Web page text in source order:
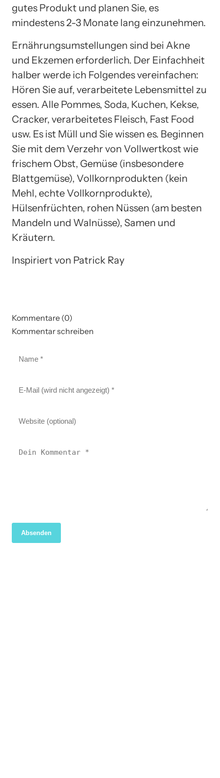
gutes Produkt und planen Sie, es
mindestens 2-3 Monate lang einzunehmen.
Ernährungsumstellungen sind bei Akne
und Ekzemen erforderlich. Der Einfachheit
halber werde ich Folgendes vereinfachen:
Hören Sie auf, verarbeitete Lebensmittel zu
essen. Alle Pommes, Soda, Kuchen, Kekse,
Cracker, verarbeitetes Fleisch, Fast Food
usw. Es ist Müll und Sie wissen es. Beginnen
Sie mit dem Verzehr von Vollwertkost wie
frischem Obst, Gemüse (insbesondere
Blattgemüse), Vollkornprodukten (kein
Mehl, echte Vollkornprodukte),
Hülsenfrüchten, rohen Nüssen (am besten
Mandeln und Walnüsse), Samen und
Kräutern.
Inspiriert von Patrick Ray
Kommentare (0)
Kommentar schreiben
Absenden